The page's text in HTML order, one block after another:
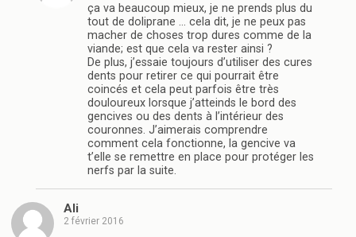
ça va beaucoup mieux, je ne prends plus du
tout de doliprane … cela dit, je ne peux pas
macher de choses trop dures comme de la
viande; est que cela va rester ainsi ?
De plus, j’essaie toujours d’utiliser des cures
dents pour retirer ce qui pourrait être
coincés et cela peut parfois être très
douloureux lorsque j’atteinds le bord des
gencives ou des dents à l’intérieur des
couronnes. J’aimerais comprendre
comment cela fonctionne, la gencive va
t’elle se remettre en place pour protéger les
nerfs par la suite.
Ali
2 février 2016